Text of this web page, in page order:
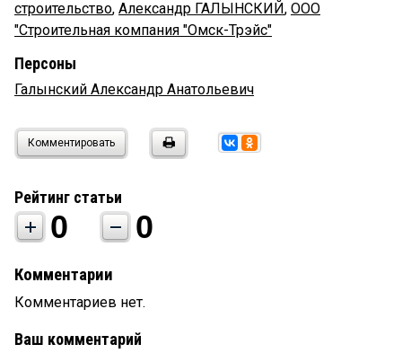
строительство, Александр ГАЛЫНСКИЙ, ООО
"Строительная компания "Омск-Трэйс"
Персоны
Галынский Александр Анатольевич
Комментировать
Рейтинг статьи
0 0
Комментарии
Комментариев нет.
Ваш комментарий